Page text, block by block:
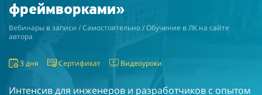
фреймворками»
Вебинары в записи / Самостоятельно / Обучение в ЛК на сайте
автора
3 дня Сертификат Видеоуроки
Интенсив для инженеров и разработчиков с опытом